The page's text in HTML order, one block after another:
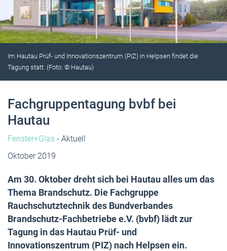
Im Hautau Prüf- und Innovationszentrum (PIZ) in Helpsen findet die
Tagung statt. (Foto: © Hautau)
Fachgruppentagung bvbf bei
Hautau
Fenster+Glas - Aktuell
Oktober 2019
Am 30. Oktober dreht sich bei Hautau alles um das
Thema Brandschutz. Die Fachgruppe
Rauchschutztechnik des Bundverbandes
Brandschutz-Fachbetriebe e.V. (bvbf) lädt zur
Tagung in das Hautau Prüf- und
Innovationszentrum (PIZ) nach Helpsen ein.